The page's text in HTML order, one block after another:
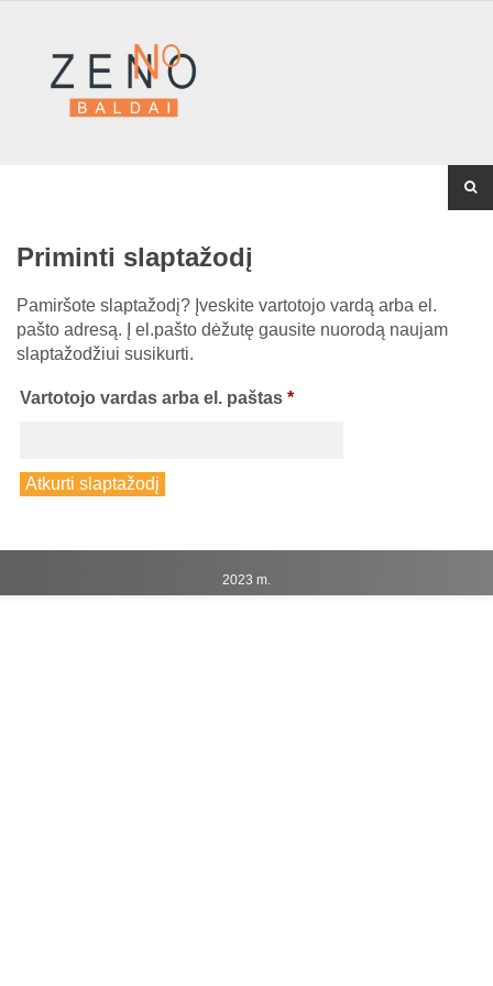
Priminti slaptažodį
Pamiršote slaptažodį? Įveskite vartotojo vardą arba el.
pašto adresą. Į el.pašto dėžutę gausite nuorodą naujam
slaptažodžiui susikurti.
Vartotojo vardas arba el. paštas *Privalomas
Atkurti slaptažodį
2023 m.